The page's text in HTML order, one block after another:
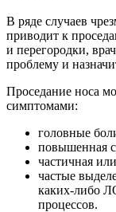
В ряде случаев
приводит к
и перегородки,
проблему и
Проседание носа
симптомами:
головные
повышенная
частичная
частые
каких-либо
процессов.